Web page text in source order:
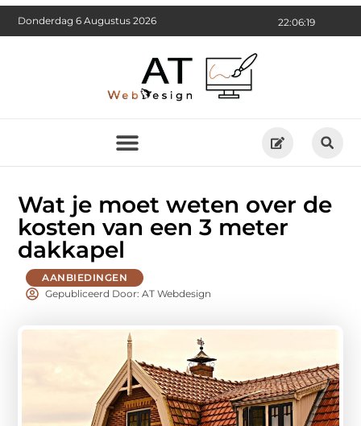
22:06:21
Donderdag 6 Augustus 2026
Wat je moet weten over de
kosten van een 3 meter
dakkapel
AANBIEDINGEN
Gepubliceerd Door: AT Webdesign